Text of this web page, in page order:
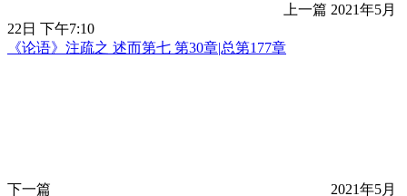
上一篇 2021年5月
22日 下午7:10
《论语》注疏之 述而第七 第30章|总第177章
下一篇
2021年5月